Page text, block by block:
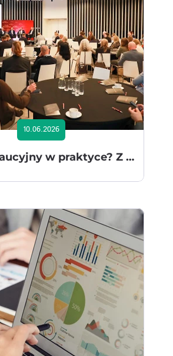
10.06.2026
System kaucyjny w praktyce? Z EcoAction i systemem zwrotu kaucji na kartę od Fiserv